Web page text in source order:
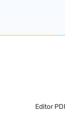
Editor